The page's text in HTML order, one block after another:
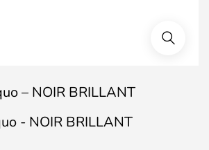
– NOIR BRILLANT
- NOIR BRILLANT